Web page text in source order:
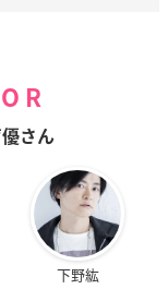
さん
下野紘